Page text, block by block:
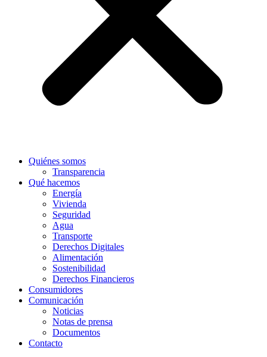
Quiénes somos
Transparencia
Qué hacemos
Energía
Vivienda
Seguridad
Agua
Transporte
Derechos Digitales
Alimentación
Sostenibilidad
Derechos Financieros
Consumidores
Comunicación
Noticias
Notas de prensa
Documentos
Contacto